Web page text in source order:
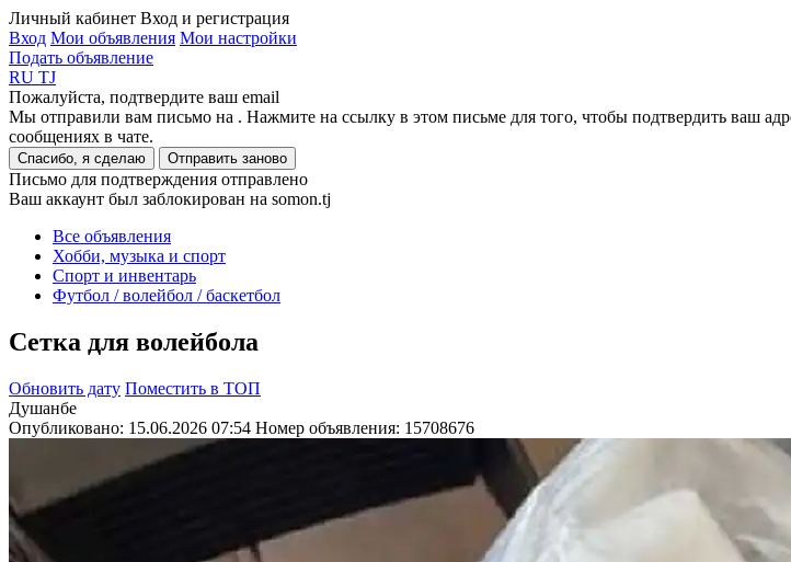
Личный кабинет Вход и регистрация
Вход Мои объявления Мои настройки
Подать объявление
RU TJ
Пожалуйста, подтвердите ваш email
Мы отправили вам письмо на . Нажмите на ссылку в этом письме для того, чтобы подтвердить ваш
сообщениях в чате.
Спасибо, я сделаю Отправить заново
Письмо для подтверждения отправлено
Ваш аккаунт был заблокирован на somon.tj
Все объявления
Хобби, музыка и спорт
Спорт и инвентарь
Футбол / волейбол / баскетбол
Сетка для волейбола
Обновить дату Поместить в ТОП
Душанбе
Опубликовано: 15.06.2026 07:54 Номер объявления: 15708676